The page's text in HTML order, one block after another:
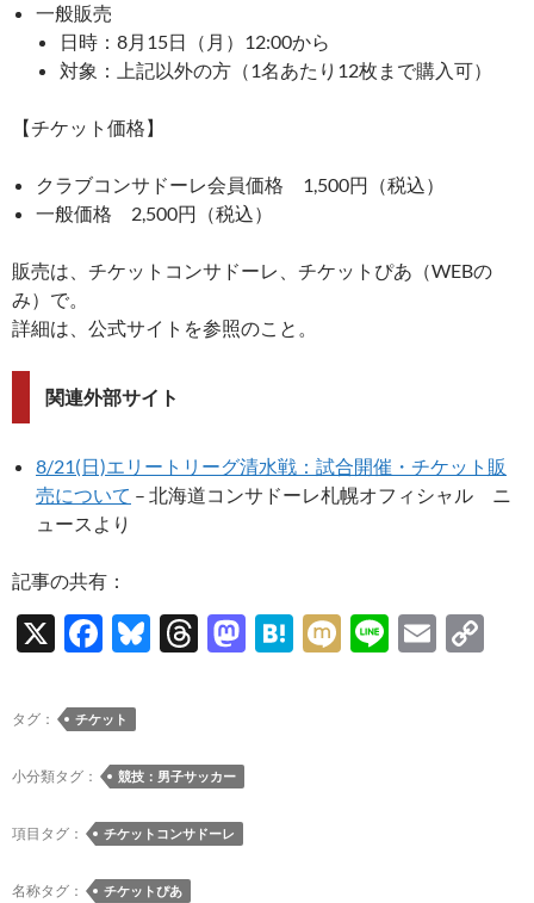
一般販売
日時：8月15日（月）12:00から
対象：上記以外の方（1名あたり12枚まで購入可）
【チケット価格】
クラブコンサドーレ会員価格 1,500円（税込）
一般価格 2,500円（税込）
販売は、チケットコンサドーレ、チケットぴあ（WEBの
み）で。
詳細は、公式サイトを参照のこと。
関連外部サイト
8/21(日)エリートリーグ清水戦：試合開催・チケット販
売について – 北海道コンサドーレ札幌オフィシャル ニ
ュースより
記事の共有：
X
F
e
b
o
o
k
Bl
y
T
ds
M H
M Li
E
タグ： チケット
小分類タグ： 競技：男子サッカー
項目タグ： チケットコンサドーレ
名称タグ： チケットぴあ